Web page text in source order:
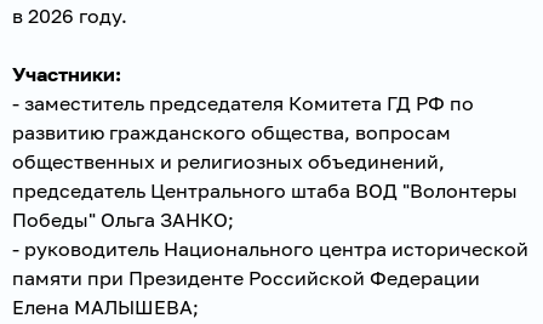
в 2026 году.
Участники:
- заместитель председателя Комитета ГД РФ по
развитию гражданского общества, вопросам
общественных и религиозных объединений,
председатель Центрального штаба ВОД "Волонтеры
Победы" Ольга ЗАНКО;
- руководитель Национального центра исторической
памяти при Президенте Российской Федерации
Елена МАЛЫШЕВА;